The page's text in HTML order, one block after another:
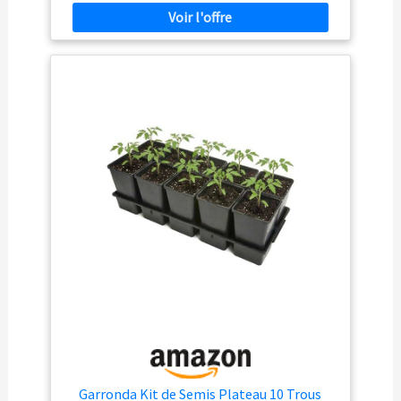
QUALITE PROFESSIONNELLE. Produit reconnu et
largement utilisé par les pépiniéristes et professionnels
de l'horticulture.
Garronda Kit de Semis Plateau 10 Trous